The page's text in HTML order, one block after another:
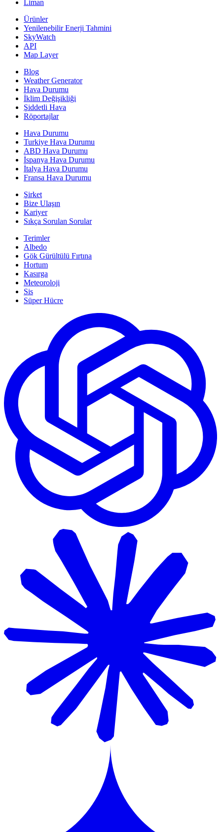
Liman
Ürünler
Yenilenebilir Enerji Tahmini
SkyWatch
API
Map Layer
Blog
Weather Generator
Hava Durumu
İklim Değişikliği
Şiddetli Hava
Röportajlar
Hava Durumu
Turkiye Hava Durumu
ABD Hava Durumu
İspanya Hava Durumu
İtalya Hava Durumu
Fransa Hava Durumu
Şirket
Bize Ulaşın
Kariyer
Sıkça Sorulan Sorular
Terimler
Albedo
Gök Gürültülü Fırtına
Hortum
Kasırga
Meteoroloji
Sis
Süper Hücre